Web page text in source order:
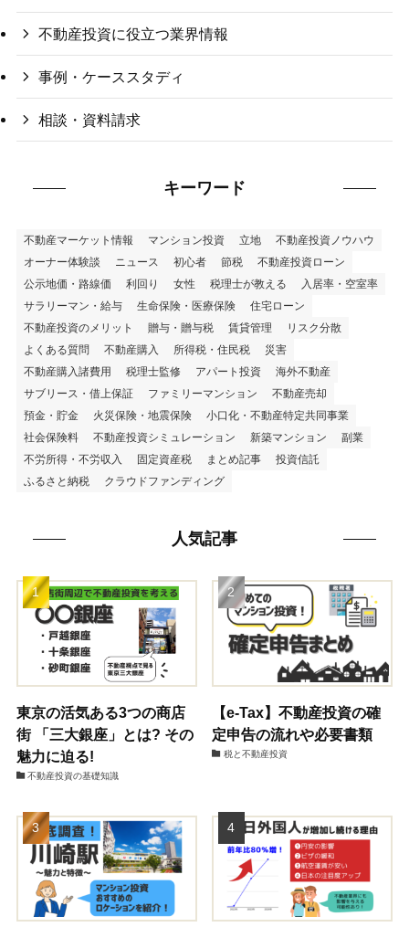
不動産投資に役立つ業界情報
事例・ケーススタディ
相談・資料請求
キーワード
不動産マーケット情報 マンション投資 立地
不動産投資ノウハウ
オーナー体験談
ニュース 初心者 節税
不動産投資ローン
公示地価・路線価
利回り 女性 税理士が教える
入居率・空室率
サラリーマン・給与
生命保険・医療保険
住宅ローン
不動産投資のメリット
贈与・贈与税 賃貸管理
リスク分散
よくある質問
不動産購入 所得税・住民税
災害
不動産購入諸費用
税理士監修 アパート投資
海外不動産
サブリース・借上保証
ファミリーマンション
不動産売却
預金・貯金
火災保険・地震保険
小口化・不動産特定共同事業
社会保険料
不動産投資シミュレーション 新築マンション
副業
不労所得・不労収入
固定資産税 まとめ記事
投資信託
ふるさと納税
クラウドファンディング
人気記事
東京の活気ある3つの商店
街 「三大銀座」とは? その
魅力に迫る!
不動産投資の基礎知識
【e-Tax】不動産投資の確
定申告の流れや必要書類
税と不動産投資